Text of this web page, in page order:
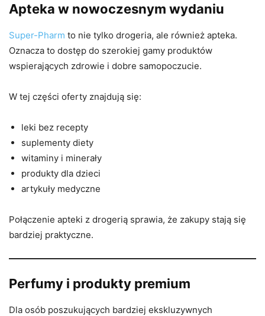
Apteka w nowoczesnym wydaniu
Super-Pharm to nie tylko drogeria, ale również apteka.
Oznacza to dostęp do szerokiej gamy produktów
wspierających zdrowie i dobre samopoczucie.
W tej części oferty znajdują się:
leki bez recepty
suplementy diety
witaminy i minerały
produkty dla dzieci
artykuły medyczne
Połączenie apteki z drogerią sprawia, że zakupy stają się
bardziej praktyczne.
Perfumy i produkty premium
Dla osób poszukujących bardziej ekskluzywnych